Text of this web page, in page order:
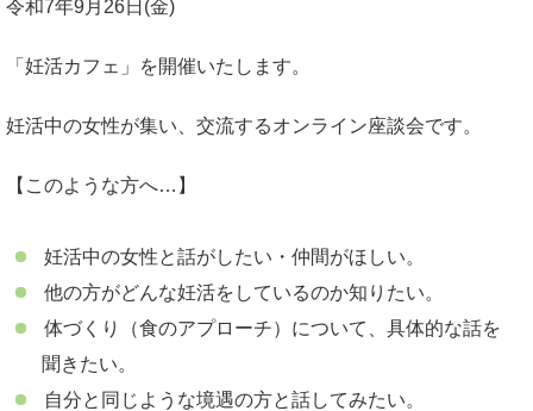
令和7年9月26日(金)
「妊活カフェ」を開催いたします。
妊活中の女性が集い、交流するオンライン座談会です。
【このような方へ…】
妊活中の女性と話がしたい・仲間がほしい。
他の方がどんな妊活をしているのか知りたい。
体づくり（食のアプローチ）について、具体的な話を
聞きたい。
自分と同じような境遇の方と話してみたい。